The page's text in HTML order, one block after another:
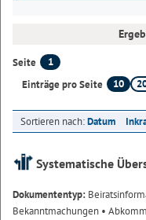
Seite
1
Einträge pro Seite
10
Sortieren nach:Datum
Systematische
Dokumententyp:
Bekanntmachungen •